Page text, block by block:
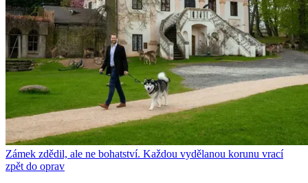
Zámek zdědil, ale ne bohatství. Každou vydělanou korunu vrací
zpět do oprav